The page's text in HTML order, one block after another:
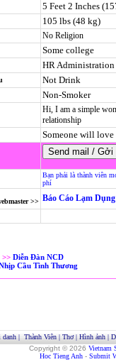
5 Feet 2 Inches
105 lbs (48 kg)
No Religion
Some college
HR Administration
Not Drink
Non-Smoker
Hi, I am a simple
relationship
Someone will
Bạn phải là thành viên
phí
>> Báo Cáo Lạm
>> Diễn Đàn NCD
Cầu Tình Thương
danh| Thành Viên| Thơ| Hình ảnh|
Copyright © 2026 Vietnam
Hoc Tieng Anh - Submit